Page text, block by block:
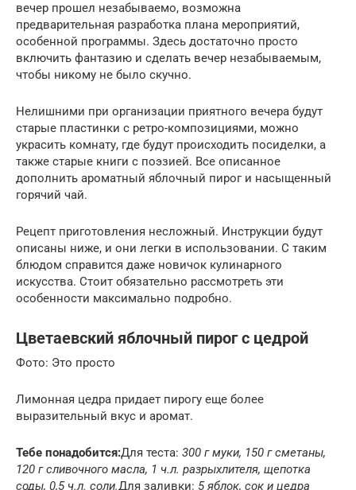
вечер прошел незабываемо, возможна
предварительная разработка плана мероприятий,
особенной программы. Здесь достаточно просто
включить фантазию и сделать вечер незабываемым,
чтобы никому не было скучно.
Нелишними при организации приятного вечера будут
старые пластинки с ретро-композициями, можно
украсить комнату, где будут происходить посиделки, а
также старые книги с поэзией. Все описанное
дополнить ароматный яблочный пирог и насыщенный
горячий чай.
Рецепт приготовления несложный. Инструкции будут
описаны ниже, и они легки в использовании. С таким
блюдом справится даже новичок кулинарного
искусства. Стоит обязательно рассмотреть эти
особенности максимально подробно.
Цветаевский яблочный пирог с цедрой
Фото: Это просто
Лимонная цедра придает пирогу еще более
выразительный вкус и аромат.
Тебе понадобится:Для теста: 300 г муки, 150 г сметаны,
120 г сливочного масла, 1 ч.л. разрыхлителя, щепотка
соды, 0,5 ч.л. соли.Для заливки: 5 яблок, сок и цедра